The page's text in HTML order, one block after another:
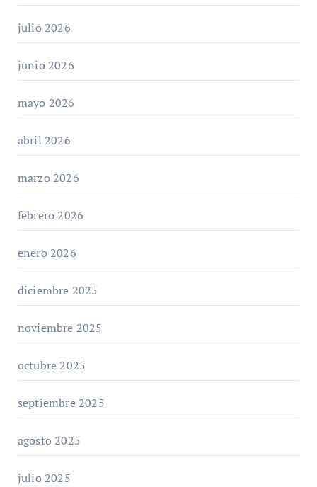
julio 2026
junio 2026
mayo 2026
abril 2026
marzo 2026
febrero 2026
enero 2026
diciembre 2025
noviembre 2025
octubre 2025
septiembre 2025
agosto 2025
julio 2025